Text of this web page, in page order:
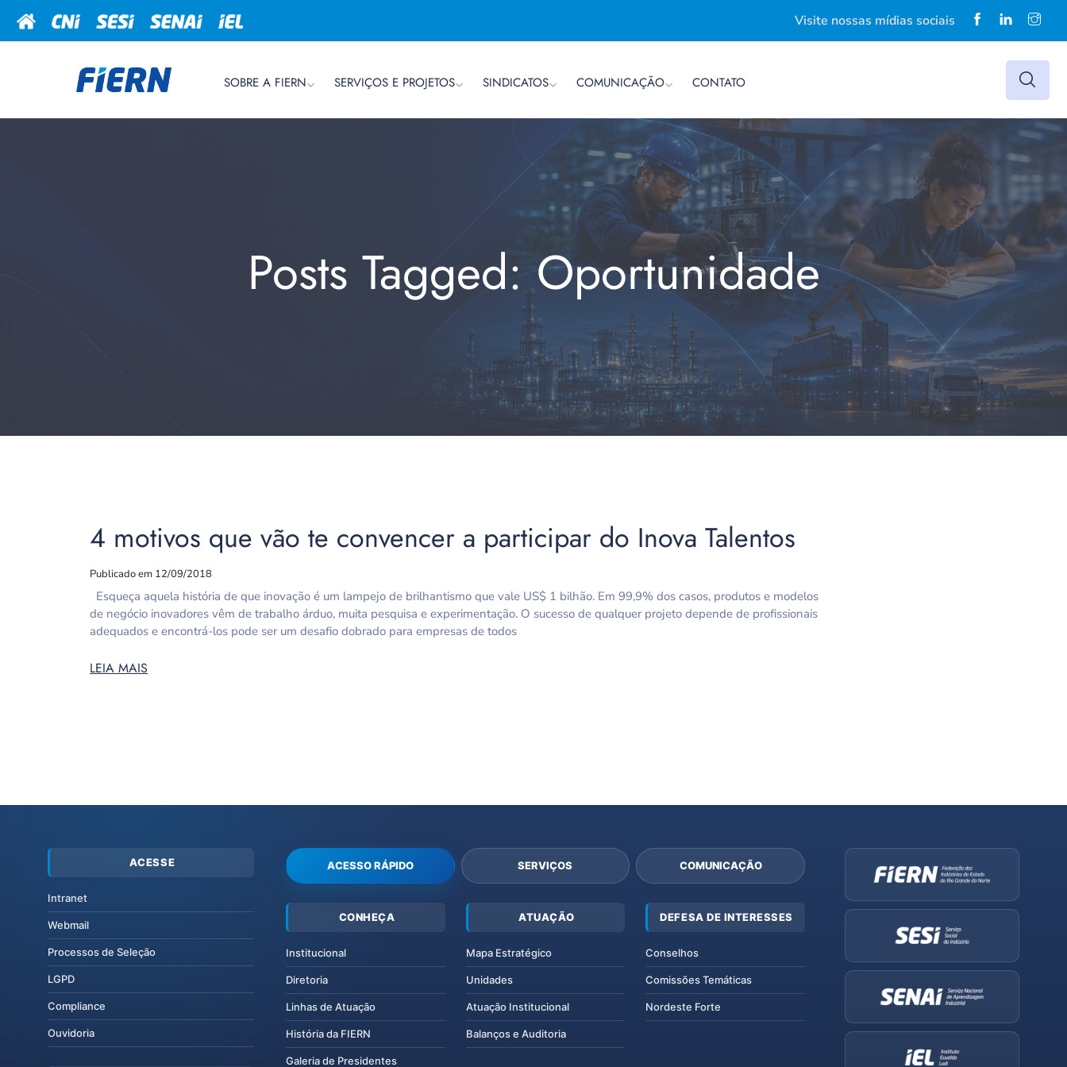
Visite nossas mídias sociais
SOBRE A FIERN SERVIÇOS E PROJETOS SINDICATOS COMUNICAÇÃO CONTATO
Posts Tagged: Oportunidade
4 motivos que vão te convencer a participar do Inova Talentos
Publicado em 12/09/2018
Esqueça aquela história de que inovação é um lampejo de brilhantismo que vale US$ 1 bilhão. Em 99,9% dos casos, produtos e modelos
de negócio inovadores vêm de trabalho árduo, muita pesquisa e experimentação. O sucesso de qualquer projeto depende de profissionais
adequados e encontrá-los pode ser um desafio dobrado para empresas de todos
LEIA MAIS
ACESSE
Intranet
Webmail
Processos de Seleção
LGPD
Compliance
Ouvidoria
ACESSO RÁPIDO SERVIÇOS COMUNICAÇÃO
CONHEÇA
Institucional
Diretoria
Linhas de Atuação
História da FIERN
Galeria de Presidentes
ATUAÇÃO
Mapa Estratégico
Unidades
Atuação Institucional
Balanços e Auditoria
DEFESA DE INTERESSES
Conselhos
Comissões Temáticas
Nordeste Forte